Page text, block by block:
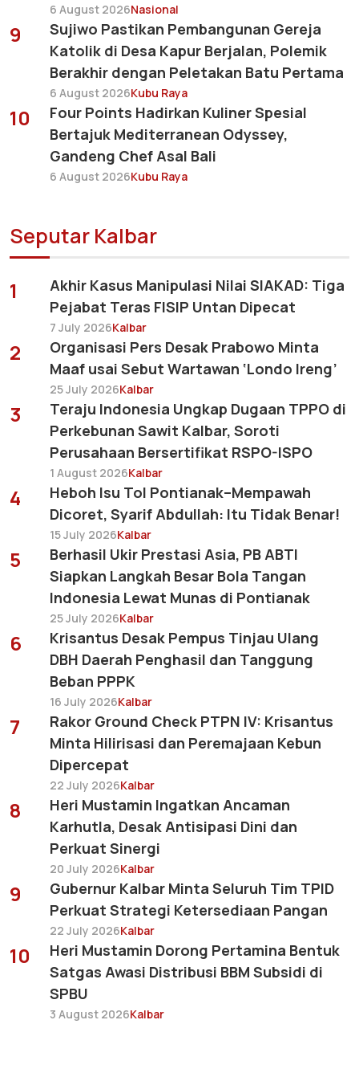
6 August 2026Nasional
9
Sujiwo Pastikan Pembangunan Gereja
Katolik di Desa Kapur Berjalan, Polemik
Berakhir dengan Peletakan Batu Pertama
6 August 2026Kubu Raya
10
Four Points Hadirkan Kuliner Spesial
Bertajuk Mediterranean Odyssey,
Gandeng Chef Asal Bali
6 August 2026Kubu Raya
Seputar Kalbar
1
Akhir Kasus Manipulasi Nilai SIAKAD: Tiga
Pejabat Teras FISIP Untan Dipecat
7 July 2026Kalbar
2
Organisasi Pers Desak Prabowo Minta
Maaf usai Sebut Wartawan ‘Londo Ireng’
25 July 2026Kalbar
3
Teraju Indonesia Ungkap Dugaan TPPO di
Perkebunan Sawit Kalbar, Soroti
Perusahaan Bersertifikat RSPO-ISPO
1 August 2026Kalbar
4
Heboh Isu Tol Pontianak–Mempawah
Dicoret, Syarif Abdullah: Itu Tidak Benar!
15 July 2026Kalbar
5
Berhasil Ukir Prestasi Asia, PB ABTI
Siapkan Langkah Besar Bola Tangan
Indonesia Lewat Munas di Pontianak
25 July 2026Kalbar
6
Krisantus Desak Pempus Tinjau Ulang
DBH Daerah Penghasil dan Tanggung
Beban PPPK
16 July 2026Kalbar
7
Rakor Ground Check PTPN IV: Krisantus
Minta Hilirisasi dan Peremajaan Kebun
Dipercepat
22 July 2026Kalbar
8
Heri Mustamin Ingatkan Ancaman
Karhutla, Desak Antisipasi Dini dan
Perkuat Sinergi
20 July 2026Kalbar
9
Gubernur Kalbar Minta Seluruh Tim TPID
Perkuat Strategi Ketersediaan Pangan
22 July 2026Kalbar
10
Heri Mustamin Dorong Pertamina Bentuk
Satgas Awasi Distribusi BBM Subsidi di
SPBU
3 August 2026Kalbar